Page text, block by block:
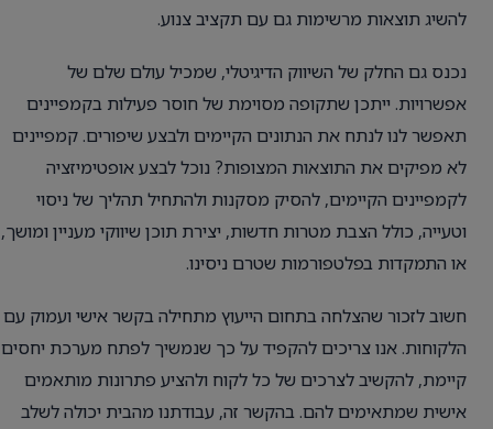
להשיג תוצאות מרשימות גם עם תקציב צנוע.
נכנס גם החלק של השיווק הדיגיטלי, שמכיל עולם שלם של
אפשרויות. ייתכן שתקופה מסוימת של חוסר פעילות בקמפיינים
תאפשר לנו לנתח את הנתונים הקיימים ולבצע שיפורים. קמפיינים
לא מפיקים את התוצאות המצופות? נוכל לבצע אופטימיזציה
לקמפיינים הקיימים, להסיק מסקנות ולהתחיל תהליך של ניסוי
וטעייה, כולל הצבת מטרות חדשות, יצירת תוכן שיווקי מעניין ומושך,
או התמקדות בפלטפורמות שטרם ניסינו.
חשוב לזכור שהצלחה בתחום הייעוץ מתחילה בקשר אישי ועמוק עם
הלקוחות. אנו צריכים להקפיד על כך שנמשיך לפתח מערכת יחסים
קיימת, להקשיב לצרכים של כל לקוח ולהציע פתרונות מותאמים
אישית שמתאימים להם. בהקשר זה, עבודתנו מהבית יכולה לשלב